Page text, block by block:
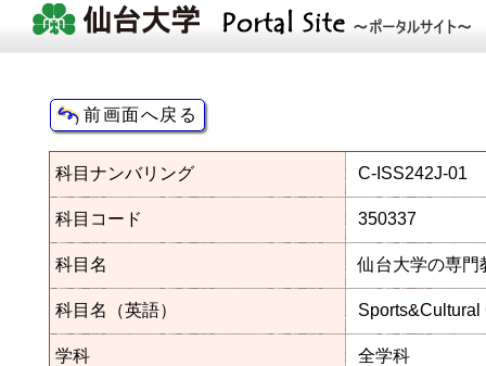
科目ナンバリング C-ISS242J-01
科目コード 350337
科目名 仙台大学の専
科目名（英語）
学科 全学科